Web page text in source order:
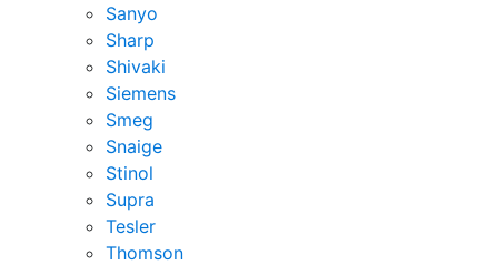
Sanyo
Sharp
Shivaki
Siemens
Smeg
Snaige
Stinol
Supra
Tesler
Thomson